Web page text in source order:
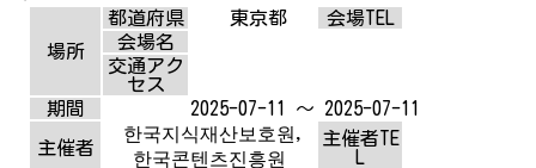
場所
都道府県 東京都
会場TEL
会場名
交通アク
セス
期間
2025-07-11 ～ 2025-07-11
主催者
한국지식재산보호원,
한국콘텐츠진흥원
主催者TE